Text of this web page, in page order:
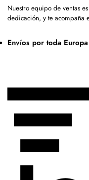
Nuestro equipo de ventas
dedicación, y te acompaña
Envíos por toda Europa